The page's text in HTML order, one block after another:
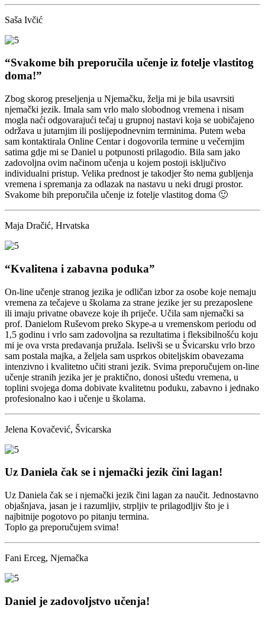
Saša Ivčić
“Svakome bih preporučila učenje iz fotelje vlastitog
doma!”
Zbog skorog preseljenja u Njemačku, želja mi je bila usavrsiti
njemački jezik. Imala sam vrlo malo slobodnog vremena i nisam
mogla naći odgovarajući tečaj u grupnoj nastavi koja se uobičajeno
održava u jutarnjim ili poslijepodnevnim terminima. Putem weba
sam kontaktirala Online Centar i dogovorila termine u večernjim
satima gdje mi se Daniel u potpunosti prilagodio. Bila sam jako
zadovoljna ovim načinom učenja u kojem postoji isključivo
individualni pristup. Velika prednost je takodjer što nema gubljenja
vremena i spremanja za odlazak na nastavu u neki drugi prostor.
Svakome bih preporučila učenje iz fotelje vlastitog doma 🙂
Maja Dračić, Hrvatska
“Kvalitena i zabavna poduka”
On-line učenje stranog jezika je odličan izbor za osobe koje nemaju
vremena za tečajeve u školama za strane jezike jer su prezaposlene
ili imaju privatne obaveze koje ih priječe. Učila sam njemački sa
prof. Danielom Ruševom preko Skype-a u vremenskom periodu od
1,5 godinu i vrlo sam zadovoljna sa rezultatima i fleksibilnošću koju
mi je ova vrsta predavanja pružala. Iselivši se u Švicarsku vrlo brzo
sam postala majka, a željela sam usprkos obiteljskim obavezama
intenzivno i kvalitetno učiti strani jezik. Svima preporučujem on-line
učenje stranih jezika jer je praktično, donosi uštedu vremena, u
toplini svojega doma dobivate kvalitetnu poduku, zabavno i jednako
profesionalno kao i učenje u školama.
Jelena Kovačević, Švicarska
Uz Daniela čak se i njemački jezik čini lagan!
Uz Daniela čak se i njemački jezik čini lagan za naučit. Jednostavno
objašnjava, jasan je i razumljiv, strpljiv te prilagodljiv što je i
najbitnije pogotovo po pitanju termina.
Toplo ga preporučujem svima!
Fani Erceg, Njemačka
Daniel je zadovoljstvo učenja!